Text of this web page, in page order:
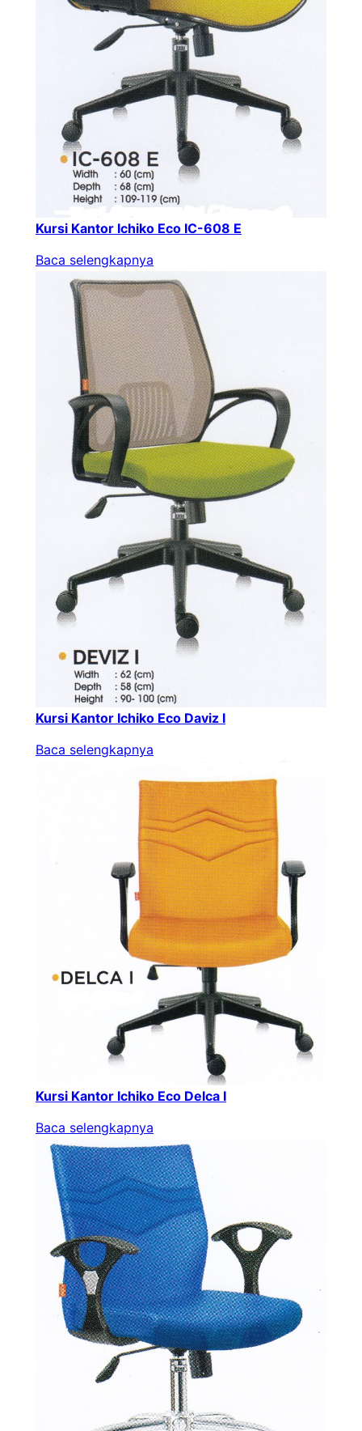
Kursi Kantor Ichiko Eco IC-608 E
Baca selengkapnya
Kursi Kantor Ichiko Eco Daviz I
Baca selengkapnya
Kursi Kantor Ichiko Eco Delca I
Baca selengkapnya